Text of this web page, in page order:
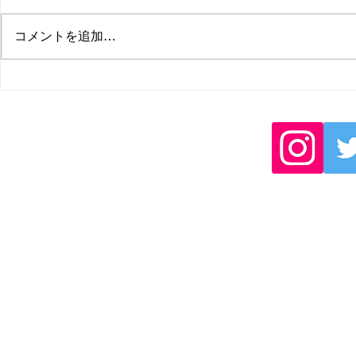
練習会開催のお知らせ
2026年度
コメントを追加…